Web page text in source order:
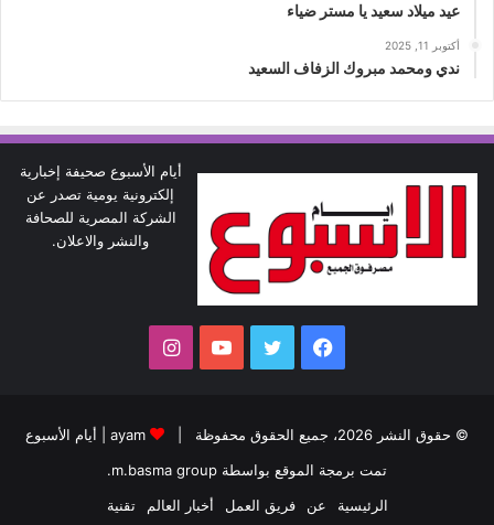
عيد ميلاد سعيد يا مستر ضياء
أكتوبر 11, 2025
ندي ومحمد مبروك الزفاف السعيد
أيام الأسبوع صحيفة إخبارية
إلكترونية يومية تصدر عن
الشركة المصرية للصحافة
والنشر والاعلان.
فيسبوك تويتر يوتيوبانستقرام
© حقوق النشر 2026، جميع الحقوق محفوظة | ayam
أيام الأسبوع
تمت برمجة الموقع بواسطة m.basma group
.
الرئيسية
عن فريق العمل أخبار العالم تقنية